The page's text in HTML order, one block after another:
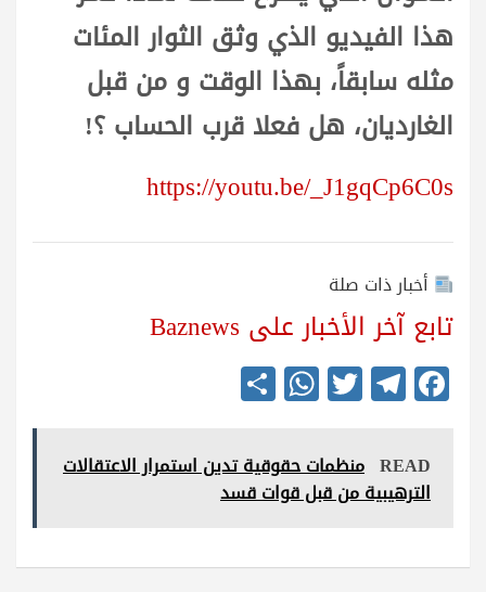
هذا الفيديو الذي وثق الثوار المئات
مثله سابقاً، بهذا الوقت و من قبل
الغارديان، هل فعلا قرب الحساب ؟!
https://youtu.be/_J1gqCp6C0s
أخبار ذات صلة
تابع آخر الأخبار على Baznews
Fa
ce
bo
ok
Te
le
gr
a
m
T
wi
tte
r
W
ha
ts
A
pp
re READ منظمات حقوقية تدين استمرار الاعتقالات
الترهيبية من قبل قوات قسد